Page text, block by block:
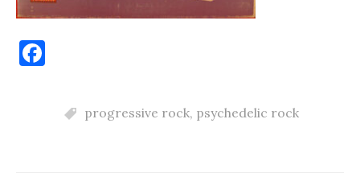
progressive rock, psychedelic rock